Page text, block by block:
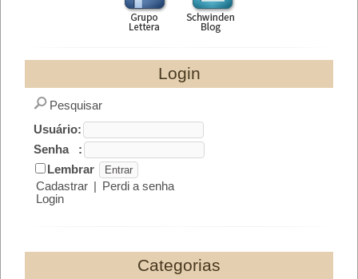
Login
Pesquisar
Usuário:
Senha :
Lembrar
Cadastrar
Perdi a senha
Login
Categorias